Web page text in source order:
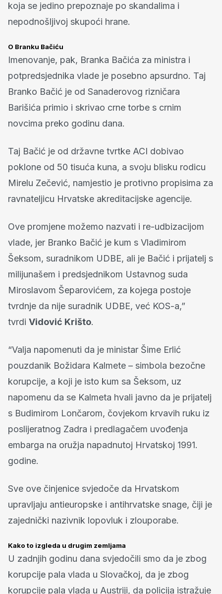
koja se jedino prepoznaje po skandalima i
nepodnošljivoj skupoći hrane.
O Branku Bačiću
Imenovanje, pak, Branka Bačića za ministra i
potpredsjednika vlade je posebno apsurdno. Taj
Branko Bačić je od Sanaderovog rizničara
Barišića primio i skrivao crne torbe s crnim
novcima preko godinu dana.
Taj Bačić je od državne tvrtke ACI dobivao
poklone od 50 tisuća kuna, a svoju blisku rodicu
Mirelu Zečević, namjestio je protivno propisima za
ravnateljicu Hrvatske akreditacijske agencije.
Ove promjene možemo nazvati i re-udbizacijom
vlade, jer Branko Bačić je kum s Vladimirom
Šeksom, suradnikom UDBE, ali je Bačić i prijatelj s
milijunašem i predsjednikom Ustavnog suda
Miroslavom Šeparovićem, za kojega postoje
tvrdnje da nije suradnik UDBE, već KOS-a,”
tvrdi Vidović Krišto.
“Valja napomenuti da je ministar Šime Erlić
pouzdanik Božidara Kalmete – simbola bezočne
korupcije, a koji je isto kum sa Šeksom, uz
napomenu da se Kalmeta hvali javno da je prijatelj
s Budimirom Lončarom, čovjekom krvavih ruku iz
poslijeratnog Zadra i predlagačem uvođenja
embarga na oružja napadnutoj Hrvatskoj 1991.
godine.
Sve ove činjenice svjedoče da Hrvatskom
upravljaju antieuropske i antihrvatske snage, čiji je
zajednički nazivnik lopovluk i zlouporabe.
Kako to izgleda u drugim zemljama
U zadnjih godinu dana svjedočili smo da je zbog
korupcije pala vlada u Slovačkoj, da je zbog
korupcije pala vlada u Austriji, da policija istražuje